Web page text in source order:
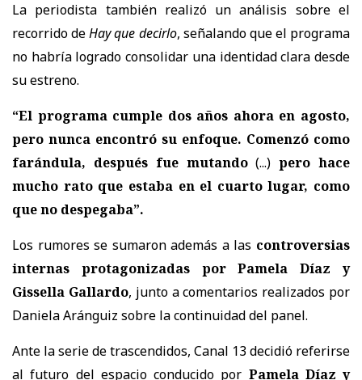
La periodista también realizó un análisis sobre el
recorrido deHay que decirlo, señalando que el programa
no habría logrado consolidar una identidad clara desde
su estreno.
“El programa cumple dos años ahora en agosto,
pero nunca encontró su enfoque. Comenzó como
farándula, después fue mutando(...)pero hace
mucho rato que estaba en el cuarto lugar, como
que no despegaba”.
Los rumores se sumaron además a las controversias
internas protagonizadas por Pamela Díaz y
Gissella Gallardo, junto a comentarios realizados por
Daniela Aránguiz sobre la continuidad del panel.
Ante la serie de trascendidos, Canal 13 decidió referirse
al futuro del espacio conducido por Pamela Díaz y